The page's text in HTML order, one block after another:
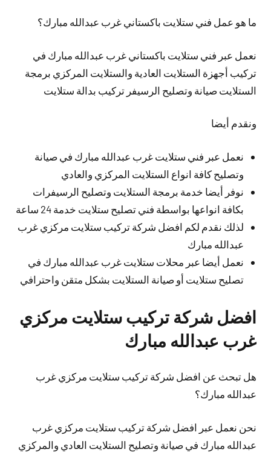
ما هو عمل فني ستلايت باكستاني غرب عبدالله مبارك؟
نعمل عبر فني ستلايت باكستاني غرب عبدالله مبارك في
تركيب أجهزة الستلايت العادية والستلايت المركزي برمجة
الستلايت صيانة وتصليح الرسيفر تركيب بدالة ستلايت
ونقدم أيضا
نعمل عبر فني ستلايت غرب عبدالله مبارك في صيانة
وتصليح كافة انواع الستلايت المركزي والعادي
نوفر أيضا خدمة برمجة الستلايت وتصليح الرسيفرات
بكافة انواعها بواسطة فني تصليح ستلايت خدمة 24 ساعة
لذلك نقدم لكم افضل شركة تركيب ستلايت مركزي غرب
عبدالله مبارك
نعمل أيضا عبر محلات ستلايت غرب عبدالله مبارك في
تصليح ستلايت أو صيانة الستلايت بشكل متقن واحترافي
افضل شركة تركيب ستلايت مركزي
غرب عبدالله مبارك
هل تبحث عن افضل شركة تركيب ستلايت مركزي غرب
عبدالله مبارك؟
نحن نعمل عبر افضل شركة تركيب ستلايت مركزي غرب
عبدالله مبارك في صيانة وتصليح الستلايت العادي والمركزي